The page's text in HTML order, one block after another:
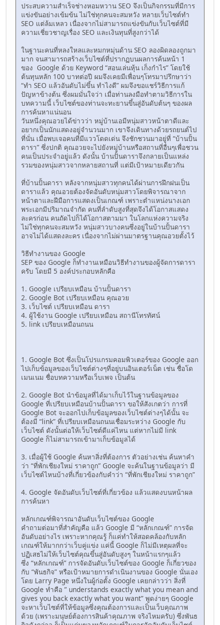
ประสบความสำเร็จช่างหอมหวาน SEO จึงเป็นกิจกรรมที่มีการ
แข่งขันอย่างเข้มข้น ไม่ใช่ทุกคนจะสมหวัง หลายเว็บไซต์ทำ
SEO แต่ล้มเหลว เนื่องจากไม่สามารถแข่งขันกับเว็บไซต์ที่มี
ความเชี่ยวชาญเรื่อง SEO และเงินทุนที่สูงกว่าได้
ในฐานะคนที่หลงใหลและหมกหมุ่นด้าน SEO ลองผิดลองถูกมา
มาก จนสามารถสร้างเว็บไซต์ที่ปรากฏบนผลการค้นหน้า 1
ของ Google ด้วย Keyword “สอนเล่นหุ้น เก็งกำไร” โดยใช้
ต้นทุนหลัก 100 บาทต่อปี ผมจึงเคยมีเพื่อนๆโทรมาปรึกษาว่า
“ทำ SEO แล้วอันดับไม่ขึ้น ทำไงดี” ผมจึงขอแชร์วิธีการแก้
ปัญหาข้างต้น ซึ่งผมมั่นใจว่า เมื่อท่านลงมือทำตามวิธีการใน
บทความนี้ เว็บไซต์ของท่านจะทะยานขึ้นสู่อันดับต้นๆ ของผล
การค้นหาแน่นอน
วันหนึ่งคุณอวยได้ข่าวว่า หมู่บ้านเอมีหนุ่มสาวหน้าตาดีและ
อยากเป็นนักแสดงอยู่จำนวนมาก เขาจึงเดินทางด้วยรถยนต์ไป
ที่นั่น เมื่อพบเจอคนที่มีแววโดดเด่น จึงชักชวนมาอยู่ที่ “บ้านปั้น
ดารา” ซึ่งปกติ คุณอวยจะไปยังหมู่บ้านหรือสถานที่อื่นๆเพื่อชวน
คนเป็นประจำอยู่แล้ว ดังนั้น บ้านปั้นดาราจึงกลายเป็นแหล่ง
รวมของหนุ่มสาวจากหลายสถานที่ แต่มีเป้าหมายเดียวกัน
ที่บ้านปั้นดารา หลังจากหนุ่มสาวทุกคนได้ผ่านการฝึกฝนเป็น
ดาราแล้ว คุณอวยต้องจัดอันดับหนุ่มสาวโดยพิจารณาจาก
หน้าตาและฝีมือการแสดงเป็นเกณฑ์ เพราะตำแหน่งนางเอก
พระเอกมีปริมาณจำกัด คนที่ลำดับสูงที่สุดจึงได้โอกาสแสดง
ละครก่อน คนถัดไปก็ได้โอกาสตามมา ในโลกแห่งความจริง
ไม่ใช่ทุกคนจะสมหวัง หนุ่มสาวบางคนซึ่งอยู่ในบ้านปั้นดารา
อาจไม่ได้แสดงละคร เนื่องจากไม่ผ่านมาตรฐานคุณอวยตั้งไว้
วิธีทำงานของ Google
SEP ของ Google ก็ทำงานเหมือนวิธีทำงานของผู้จัดการดารา
ครับ โดยมี 5 องค์ประกอบหลักคือ
1. Google เปรียบเหมือน บ้านปั้นดารา
2. Google Bot เปรียบเหมือน คุณอวย
3. เว็บไซต์ เปรียบเหมือน ดารา
4. ผู้ใช้งาน Google เปรียบเหมือน สถานีโทรทัศน์
5. link เปรียบเหมือนถนน
1. Google Bot ซึ่งเป็นโปรแกรมคอมพิวเตอร์ของ Google ออก
ไปเก็บข้อมูลของเว็บไซต์ต่างๆที่อยู่บนอินเตอร์เน็ต เช่น ชื่อโด
เมนเนม ชื่อบทความหรือเว็บเพจ เป็นต้น
2. Google Bot นำข้อมูลที่ได้มาเก็บไว้ในฐานข้อมูลของ
Google ที่เปรียบเหมือนบ้านปั้นดารา ขอให้สังเกตว่า การที่
Google Bot จะออกไปเก็บข้อมูลของเว็บไซต์ต่างๆได้นั้น จะ
ต้องมี “link” ที่เปรียบเหมือนถนนเชื่อมระหว่าง Google กับ
เว็บไซต์ ดังนั้นต่อให้เว็บไซต์ดีแค่ไหน แต่หากไม่มี link
Google ก็ไม่สามารถเข้ามาเก็บข้อมูลได้
3. เมื่อผู้ใช้ Google ค้นหาสิ่งที่ต้องการ ตัวอย่างเช่น ค้นหาคำ
ว่า “ที่พักเชียงใหม่ ราคาถูก” Google จะค้นในฐานข้อมูลว่า มี
เว็บไซต์ไหนบ้างที่เกี่ยวข้องกับคำว่า “ที่พักเชียงใหม่ ราคาถูก”
4. Google จัดอันดับเว็บไซต์ที่เกี่ยวข้อง แล้วแสดงบนหน้าผล
การค้นหา
หลักเกณฑ์พิจารณาอันดับเว็บไซต์ของ Google
คำถามต่อมาที่สำคัญคือ แล้ว Google มี “หลักเกณฑ์” การจัด
อันดับอย่างไร เพราะหากคุณรู้ ก็แค่ทำให้สอดคล้องกับหลัก
เกณฑ์ให้มากกว่าเว็บคู่แข่ง แค่นี้ Google ก็ไม่มีเหตุผลที่จะ
ปฏิเสธไม่ให้เว็บไซต์คุณขึ้นสู่อันดับสูงๆ ในหน้าแรกๆแล้ว
ซึ่ง “หลักเกณฑ์” การจัดอันดับเว็บไซต์ของ Google ก็เกี่ยวของ
กับ “พันธกิจ” หรือเป้าหมายการดำเนินงานของ Google นั่นเอง
โดย Larry Page หนึ่งในผู้ก่อตั้ง Google เคยกล่าวว่า สิ่งที่
Google ทำคือ ” understands exactly what you mean and
gives you back exactly what you want” พูดง่ายๆ Google
จะหาเว็บไซต์ที่ให้ข้อมูลซึ่งคุณต้องการและเป็นเว็บคุณภาพ
ด้วย (เพราะมนุษย์ต้องการสินค้าคุณภาพ จริงไหมครับ) ซึ่งพันธ